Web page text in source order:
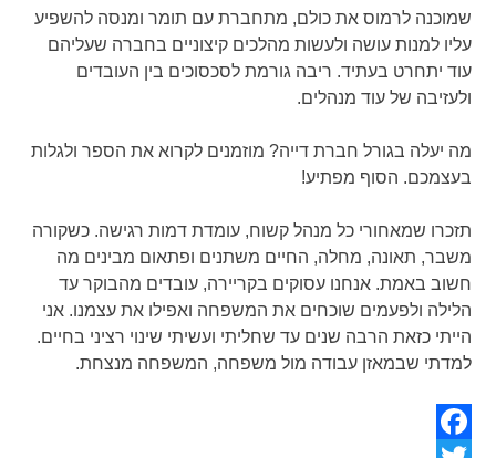
שמוכנה לרמוס את כולם, מתחברת עם תומר ומנסה להשפיע
עליו למנות עושה ולעשות מהלכים קיצוניים בחברה שעליהם
עוד יתחרט בעתיד. ריבה גורמת לסכסוכים בין העובדים
ולעזיבה של עוד מנהלים.
מה יעלה בגורל חברת דייה? מוזמנים לקרוא את הספר ולגלות
בעצמכם. הסוף מפתיע!
תזכרו שמאחורי כל מנהל קשוח, עומדת דמות רגישה. כשקורה
משבר, תאונה, מחלה, החיים משתנים ופתאום מבינים מה
חשוב באמת. אנחנו עסוקים בקריירה, עובדים מהבוקר עד
הלילה ולפעמים שוכחים את המשפחה ואפילו את עצמנו. אני
הייתי כזאת הרבה שנים עד שחליתי ועשיתי שינוי רציני בחיים.
למדתי שבמאזן עבודה מול משפחה, המשפחה מנצחת.